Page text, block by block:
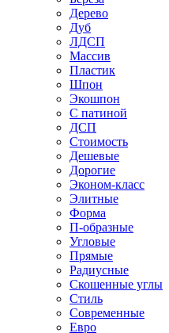
Дерево
Дуб
ЛДСП
Массив
Пластик
Шпон
Экошпон
С патиной
ДСП
Стоимость
Дешевые
Дорогие
Эконом-класс
Элитные
Форма
П-образные
Угловые
Прямые
Радиусные
Скошенные углы
Стиль
Современные
Евро